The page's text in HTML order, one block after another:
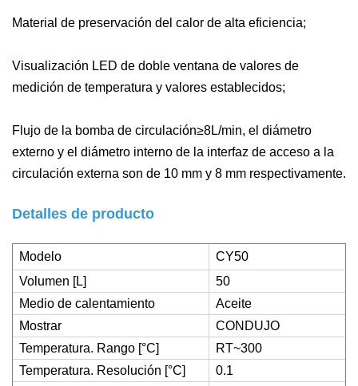
Material de preservación del calor de alta eficiencia;
Visualización LED de doble ventana de valores de
medición de temperatura y valores establecidos;
Flujo de la bomba de circulación≥8L/min, el diámetro
externo y el diámetro interno de la interfaz de acceso a la
circulación externa son de 10 mm y 8 mm respectivamente.
Detalles de producto
Modelo
CY50
Volumen [L]
50
Medio de calentamiento
Aceite
Mostrar
CONDUJO
Temperatura. Rango [°C]
RT~300
Temperatura. Resolución [°C]
0.1